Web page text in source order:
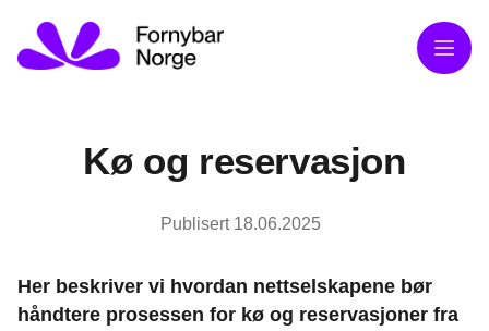
Meny
Kø og reservasjon
Publisert 18.06.2025
Her beskriver vi hvordan nettselskapene bør
håndtere prosessen for kø og reservasjoner fra